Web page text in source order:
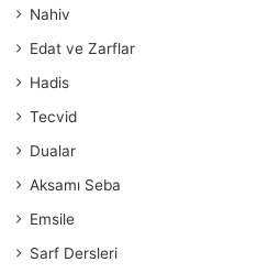
Nahiv
Edat ve Zarflar
Hadis
Tecvid
Dualar
Aksamı Seba
Emsile
Sarf Dersleri